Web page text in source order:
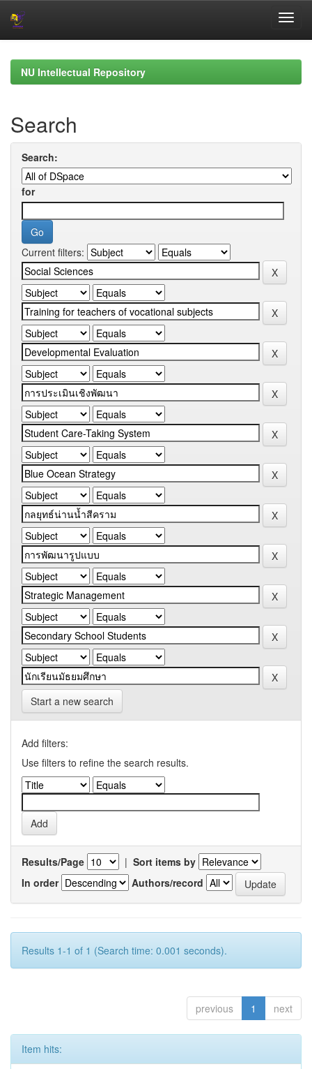
navigationNU Intellectual Repository
Search
Search:
for
Current filters:
Start a new search
Add filters:
Use filters to refine the search results.
Results/Page | Sort items by
In order
Authors/record
Results 1-1 of 1 (Search time: 0.001 seconds).
previous 1 next
Item hits: